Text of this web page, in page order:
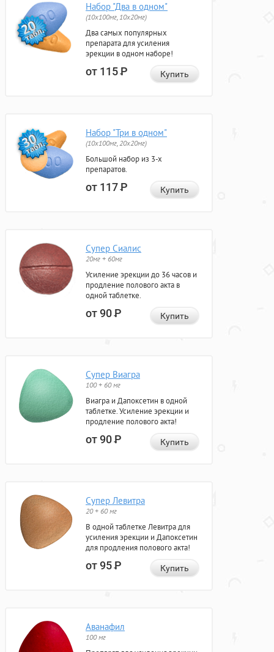
Набор "Два в одном"
(10x100мг, 10x20мг)
Два самых популярных
препарата для усиления
эрекции в одном наборе!
от 115Р Купить
Набор "Три в одном"
(10x100мг, 20x20мг)
Большой набор из 3-х
препаратов.
от 117Р Купить
Супер Сиалис
20мг + 60мг
Усиление эрекции до 36 часов и
продление полового акта в
одной таблетке.
от 90Р Купить
Супер Виагра
100 + 60 мг
Виагра и Дапоксетин в одной
таблетке. Усиление эрекции и
продление полового акта!
от 90Р Купить
Супер Левитра
20 + 60 мг
В одной таблетке Левитра для
усиления эрекции и Дапоксетин
для продления полового акта!
от 95Р Купить
Аванафил
100 мг